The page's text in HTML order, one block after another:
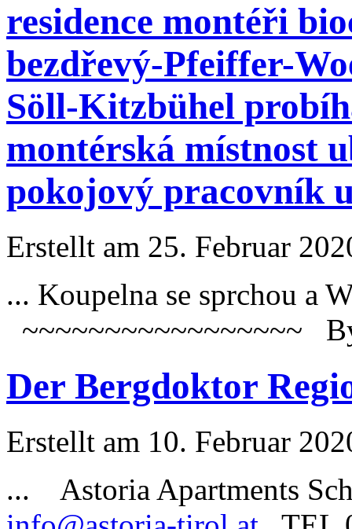
residence montéři
bezdřevý-Pfeiffer-
Söll-Kitzbühel
montérská místnost
pokojový pracovník
Erstellt am 25. Februar
... Koupelna se sprchou
~~~~~~~~~~~~~~~~~
Der Bergdoktor
Erstellt am 10. Februar
... Astoria Apartments